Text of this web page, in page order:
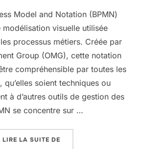
Model and Notation (BPMN)
modélisation visuelle utilisée
processus métiers. Créée par
Group (OMG), cette notation
compréhensible par toutes les
qu’elles soient techniques ou
à d’autres outils de gestion des
se concentre sur …
LIRE LA SUITE DE